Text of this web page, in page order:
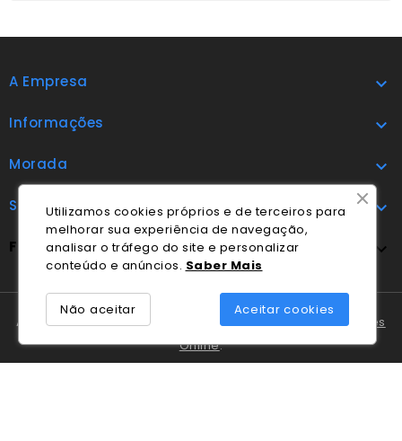
A Empresa 
Informações 
Morada 
Subscrever 
FOLLOW US 
A Cláudio Marques tem disponível o
Livro de Reclamações
Online.
Em caso de litígio o consumidor pode recorrer aoCentro
Utilizamos cookies próprios e de terceiros para
melhorar sua experiência de navegação,
analisar o tráfego do site e personalizar
conteúdo e anúncios. Saber Mais
Aceitar cookies
Não aceitar